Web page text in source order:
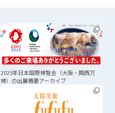
2025年日本国際博覧会 （大阪・関西万
博）の出展概要アーカイブ